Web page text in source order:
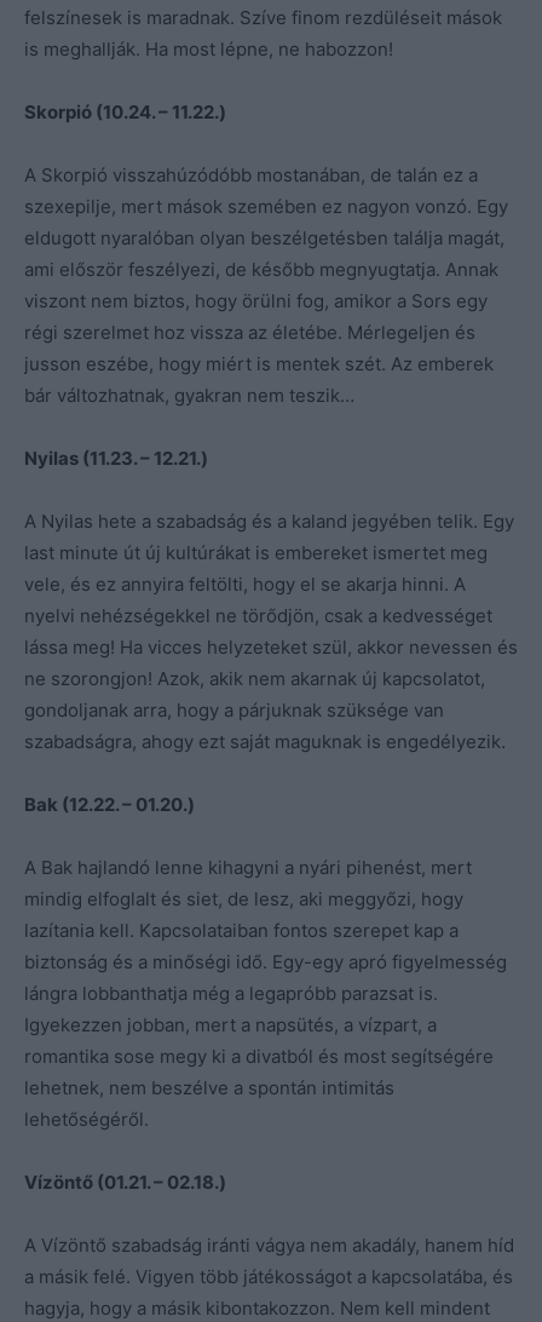
felszínesek is maradnak. Szíve finom rezdüléseit mások
is meghallják. Ha most lépne, ne habozzon!
Skorpió (10.24. – 11.22.)
A Skorpió visszahúzódóbb mostanában, de talán ez a
szexepilje, mert mások szemében ez nagyon vonzó. Egy
eldugott nyaralóban olyan beszélgetésben találja magát,
ami először feszélyezi, de később megnyugtatja. Annak
viszont nem biztos, hogy örülni fog, amikor a Sors egy
régi szerelmet hoz vissza az életébe. Mérlegeljen és
jusson eszébe, hogy miért is mentek szét. Az emberek
bár változhatnak, gyakran nem teszik…
Nyilas (11.23. – 12.21.)
A Nyilas hete a szabadság és a kaland jegyében telik. Egy
last minute út új kultúrákat is embereket ismertet meg
vele, és ez annyira feltölti, hogy el se akarja hinni. A
nyelvi nehézségekkel ne törődjön, csak a kedvességet
lássa meg! Ha vicces helyzeteket szül, akkor nevessen és
ne szorongjon! Azok, akik nem akarnak új kapcsolatot,
gondoljanak arra, hogy a párjuknak szüksége van
szabadságra, ahogy ezt saját maguknak is engedélyezik.
Bak (12.22. – 01.20.)
A Bak hajlandó lenne kihagyni a nyári pihenést, mert
mindig elfoglalt és siet, de lesz, aki meggyőzi, hogy
lazítania kell. Kapcsolataiban fontos szerepet kap a
biztonság és a minőségi idő. Egy-egy apró figyelmesség
lángra lobbanthatja még a legapróbb parazsat is.
Igyekezzen jobban, mert a napsütés, a vízpart, a
romantika sose megy ki a divatból és most segítségére
lehetnek, nem beszélve a spontán intimitás
lehetőségéről.
Vízöntő (01.21. – 02.18.)
A Vízöntő szabadság iránti vágya nem akadály, hanem híd
a másik felé. Vigyen több játékosságot a kapcsolatába, és
hagyja, hogy a másik kibontakozzon. Nem kell mindent